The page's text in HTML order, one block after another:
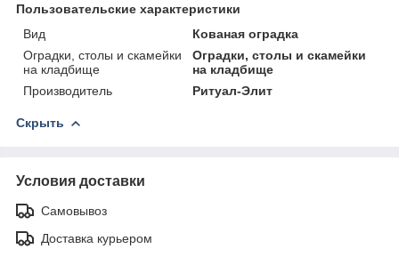
Пользовательские характеристики
Вид
Кованая оградка
Оградки, столы и скамейки
на кладбище
Оградки, столы и скамейки
на кладбище
Производитель
Ритуал-Элит
Скрыть
Условия доставки
Самовывоз
Доставка курьером